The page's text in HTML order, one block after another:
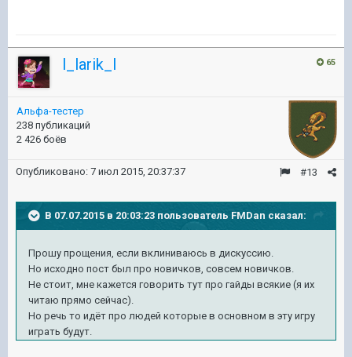
65
l_larik_l
Альфа-тестер
238 публикаций
2 426 боёв
#13
Опубликовано: 7 июл 2015, 20:37:37
В 07.07.2015 в 20:03:23 пользователь FMDan сказал:
Прошу прощения, если вклиниваюсь в дискуссию.
Но исходно пост был про новичков, совсем новичков.
Не стоит, мне кажется говорить тут про гайды всякие (я их
читаю прямо сейчас).
Но речь то идёт про людей которые в основном в эту игру
играть будут.